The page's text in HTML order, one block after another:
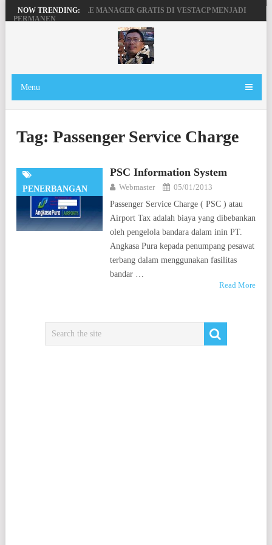
NOW TRENDING:
MENGAKTIFKAN FILE MANAGER GRATIS DI VESTACP MENJADI
PERMANEN
PENGERTIAN DOMAIN, SERVER DAN HOSTING
BEKERJA, BERMAIN DENGAN LAPTOP HP PAVILION X360
Menu
Tag: Passenger Service Charge
PENERBANGAN
PSC Information System
Webmaster
05/01/2013
Passenger Service Charge ( PSC ) atau
Airport Tax adalah biaya yang dibebankan
oleh pengelola bandara dalam inin PT.
Angkasa Pura kepada penumpang pesawat
terbang dalam menggunakan fasilitas
bandar …
Read More